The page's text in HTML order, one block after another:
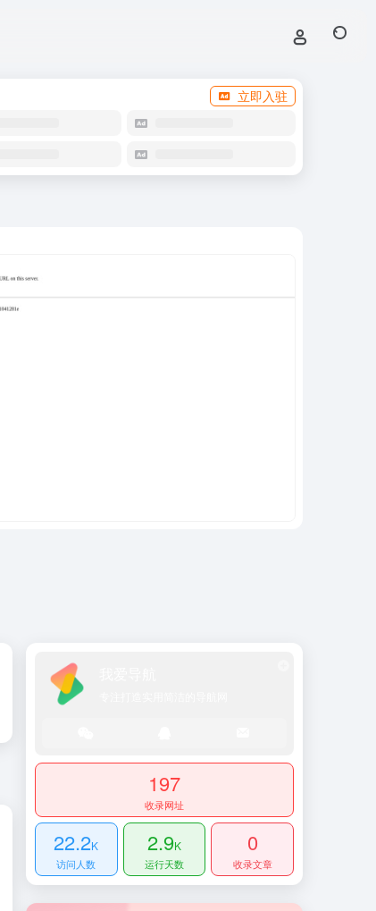
立即入驻
197
收录网址
22.2K
访问人数
2.9K
运行天数
0
收录文章